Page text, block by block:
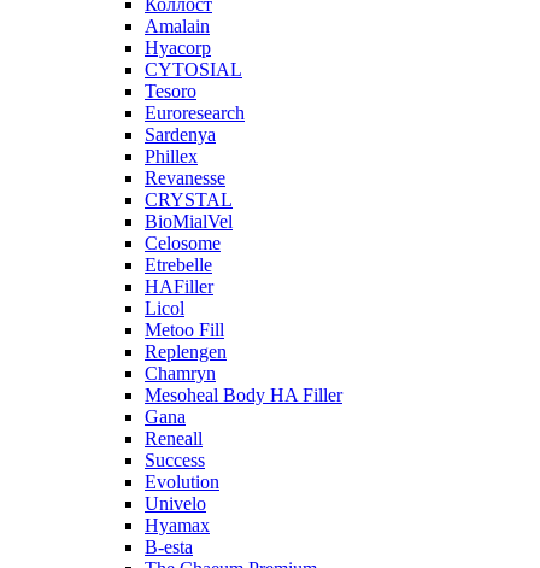
Коллост
Amalain
Hyacorp
CYTOSIAL
Tesoro
Euroresearch
Sardenya
Phillex
Revanesse
CRYSTAL
BioMialVel
Celosome
Etrebelle
HAFiller
Licol
Metoo Fill
Replengen
Chamryn
Mesoheal Body HA Filler
Gana
Reneall
Success
Evolution
Univelo
Hyamax
B-esta